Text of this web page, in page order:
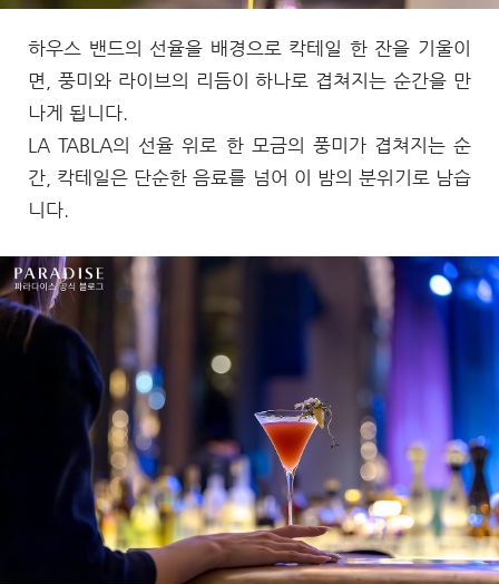
하우스 밴드의 선율을 배경으로 칵테일 한 잔을 기울이
면, 풍미와 라이브의 리듬이 하나로 겹쳐지는 순간을 만
나게 됩니다.
LA TABLA의 선율 위로 한 모금의 풍미가 겹쳐지는 순
간, 칵테일은 단순한 음료를 넘어 이 밤의 분위기로 남습
니다.